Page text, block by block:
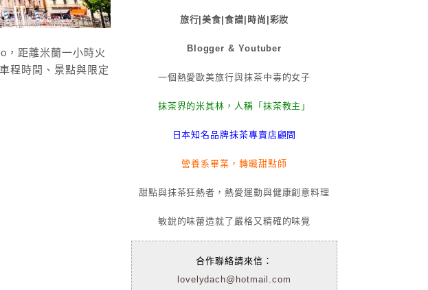
，距離米蘭一小時火
程時間、景點與限定
旅行|美食|食譜|時尚|彩妝
Blogger & Youtuber
一個熱愛歐美旅行與抹茶中毒的女子
抹茶界的米其林，人稱「抹茶教主」
日本知名品牌抹茶專賣店顧問
營養系畢業，轉職甜點師
甜點與抹茶狂熱者，熱愛運動與健康創意料理
敏銳的味蕾造就了嚴格又精確的味覺
合作聯絡請來信：
lovelydach@hotmail.com